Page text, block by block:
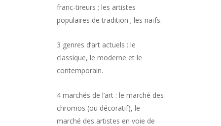
franc-tireurs ; les artistes
populaires de tradition ; les naïfs.
3 genres d’art actuels : le
classique, le moderne et le
contemporain.
4 marchés de l’art : le marché des
chromos (ou décoratif), le
marché des artistes en voie de